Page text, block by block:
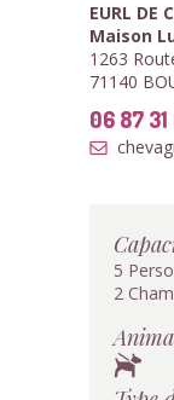
EURL DE
Maison
1263
71140
06 87
5
2